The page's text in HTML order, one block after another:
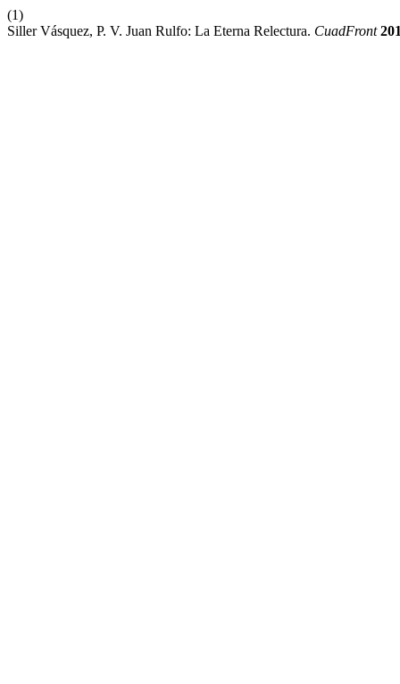
(1)
Siller Vásquez, P. V. Juan Rulfo: La Eterna Relectura. CuadFront